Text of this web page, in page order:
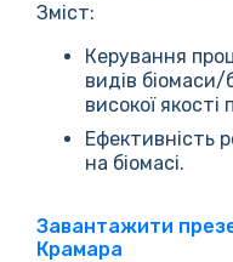
Зміст:
Керування
видів біомаси/
високої якості
Ефективність
на біомасі.
Завантажити
Крамара